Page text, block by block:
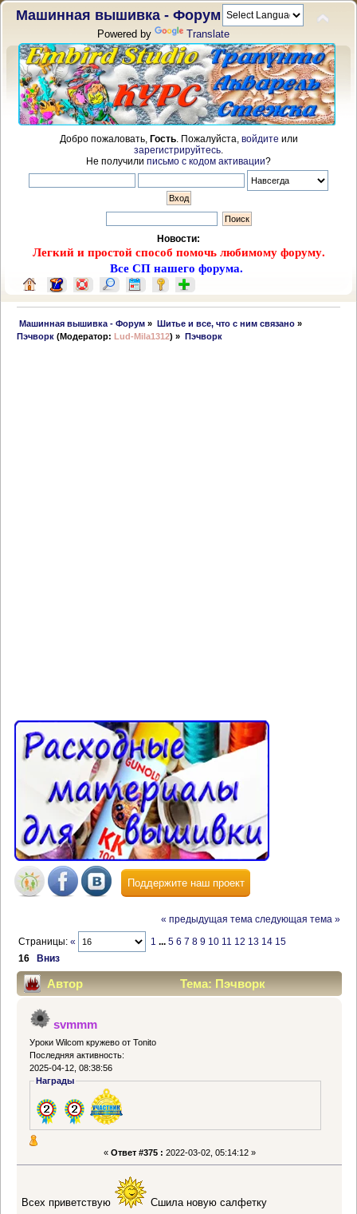
Машинная вышивка - Форум
Powered by Translate
Добро пожаловать, Гость. Пожалуйста, войдите или
зарегистрируйтесь
Не получили письмо с кодом активации?
Новости:
Легкий и простой способ помочь любимому форуму.
Все СП нашего форума.
Машинная вышивка - Форум » Шитье и все, что с ним связано»
Пэчворк (Модератор:Lud-Mila1312) » Пэчворк
Поддержите наш проект
« предыдущая тема следующая тема »
Страницы:« 1 ...5 6 7 8 9 10 11 12 13 14 15
16
Вниз
Автор
Тема: Пэчворк
(Прочитано 171373 раз)
svmmm
Уроки Wilcom кружево от Tonito
Последняя активность:
2025-04-12, 08:38:56
Награды
« Ответ #375 : 2022-03-02, 05:14:12 »
Всех приветствую Сшила новую салфетку